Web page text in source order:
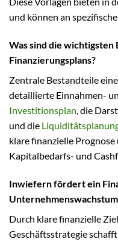
und können an
Was sind die wichtigsten
Finanzierungsplans?
Zentrale Bestandteile
detaillierte Einnahmen-
Investitionsplan, die
und die
klare finanzielle
Kapitalbedarfs- und
Inwiefern fördert ein
Durch klare finanzielle
Geschäftsstrategie